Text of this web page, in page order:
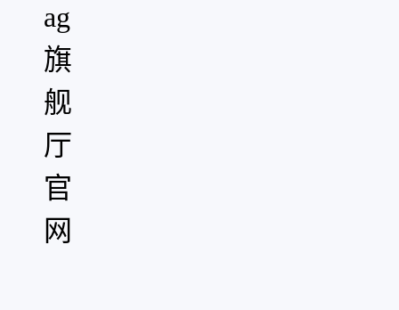
ag
旗
舰
厅
官
网